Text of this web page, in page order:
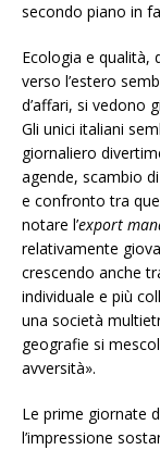
secondo piano in
Ecologia e qualità,
verso l’estero
d’affari, si vedono
Gli unici italiani
giornaliero
agende, scambio
e confronto tra
notare l’export
relativamente
crescendo anche
individuale e più
una società
geografie si
avversità».
Le prime giornate
l’impressione